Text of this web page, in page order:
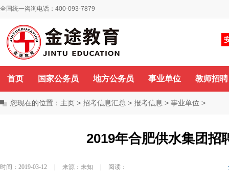
全国统一咨询电话：400-093-7879
你好，欢迎来到金途教育！
首页 国家公务员 地方公务员 事业单位 教师招聘
您现在的位置： 主页 > 招考信息汇总 > 报考信息 > 事业单位 >
2019年合肥供水集团招
时间：2019-03-12 来源：未知 阅读：